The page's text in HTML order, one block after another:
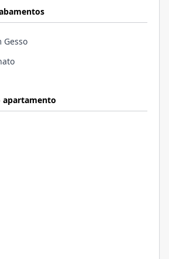
Gesso
apartamento